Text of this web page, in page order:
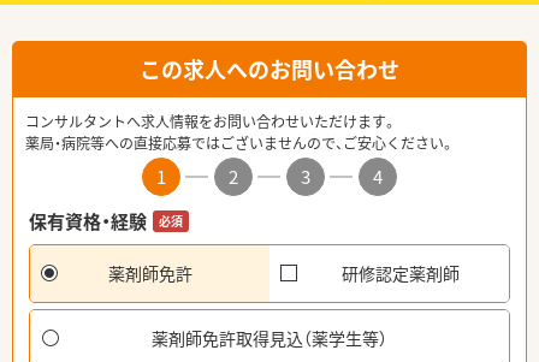
この求人へのお問い合わせ
コンサルタントへ求人情報をお問い合わせいただけます。
薬局・病院等への直接応募ではございませんので、ご安心ください。
1 2 3
4
保有資格・経験
必須
薬剤師免許 研修認定薬剤師
薬剤師免許取得見込（薬学生等）